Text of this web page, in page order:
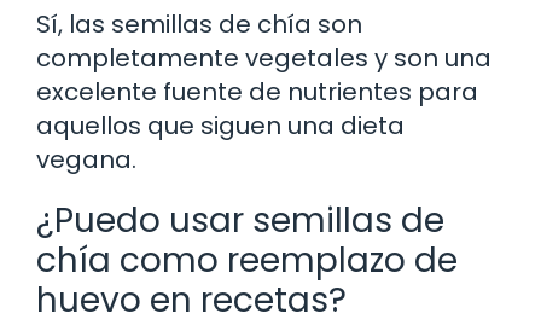
Sí, las semillas de chía son
completamente vegetales y son una
excelente fuente de nutrientes para
aquellos que siguen una dieta
vegana.
¿Puedo usar semillas de
chía como reemplazo de
huevo en recetas?